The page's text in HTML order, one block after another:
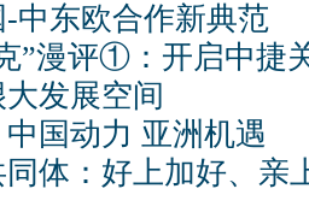
中东欧合作新典范
”漫评①：开启中捷
发展空间
中国动力 亚洲机遇
体：好上加好、亲